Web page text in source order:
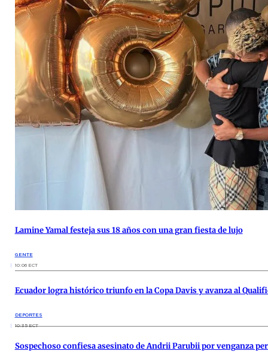
Lamine Yamal festeja sus 18 años con una gran fiesta de lujo
GENTE
10:06 ECT
Ecuador logra histórico triunfo en la Copa Davis y avanza al
DEPORTES
10:35 ECT
Sospechoso confiesa asesinato de Andrii Parubii por venganza